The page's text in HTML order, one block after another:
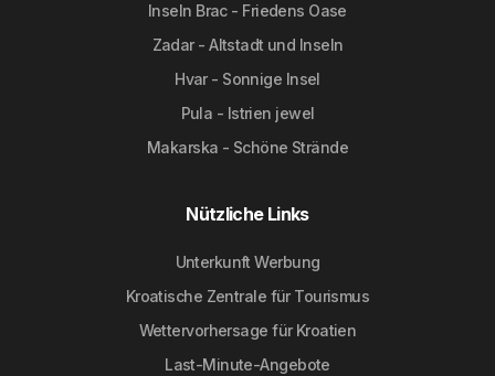
Inseln Brac - Friedens Oase
Zadar - Altstadt und Inseln
Hvar - Sonnige Insel
Pula - Istrien jewel
Makarska - Schöne Strände
Nützliche Links
Unterkunft Werbung
Kroatische Zentrale für Tourismus
Wettervorhersage für Kroatien
Last-Minute-Angebote